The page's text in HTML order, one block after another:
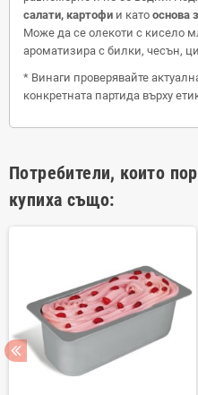
салати, картофи и като основа
Може да се олекоти с кисело
ароматизира с билки, чесън,
* Винаги проверявайте
конкретната партида върху
Потребители, които
купиха също: